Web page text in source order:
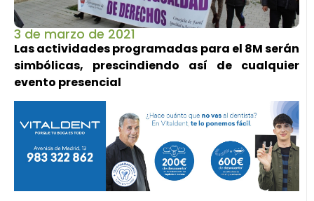
3 de marzo de 2021
Las actividades programadas para el 8M serán
simbólicas, prescindiendo así de cualquier
evento presencial